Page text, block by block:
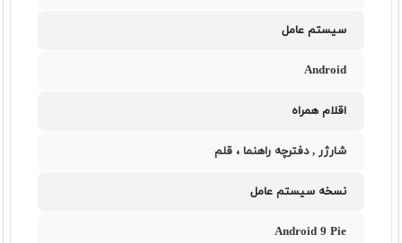
سیستم عامل
Android
اقلام همراه
شارژر , دفترچه‌ راهنما ، قلم
نسخه سیستم عامل
Android 9 Pie